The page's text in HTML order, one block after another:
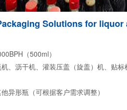
Solutions for liquor
（500ml ）
机、沥干机、灌装压盖（旋盖）机、贴
异形瓶（可根据客户需求调整）